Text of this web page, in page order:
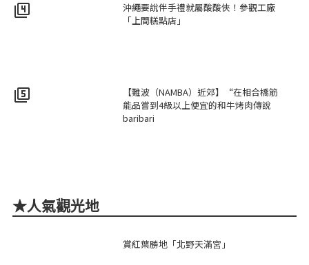
filter_4
沖繩要說伴手禮就屬酸酸俠！參觀工廠
「上間糕點店」
filter_5
【難波（NAMBA）近郊】“在相合橋筋
能品嘗到4級以上便宜的和牛烤肉傳說
baribari
★人氣觀光地
賞紅葉勝地「北野天滿宮」